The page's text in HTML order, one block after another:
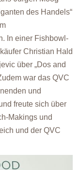
des Handels“
In einer Fishbowl-
Christian Hald
über „Dos and
war das QVC
und
freute sich über
Makings und
und der QVC